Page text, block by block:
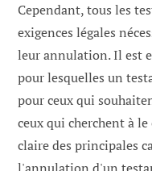
Cependant, tous les
exigences légales
leur annulation. Il est
pour lesquelles un
pour ceux qui
ceux qui cherchent à
claire des principales